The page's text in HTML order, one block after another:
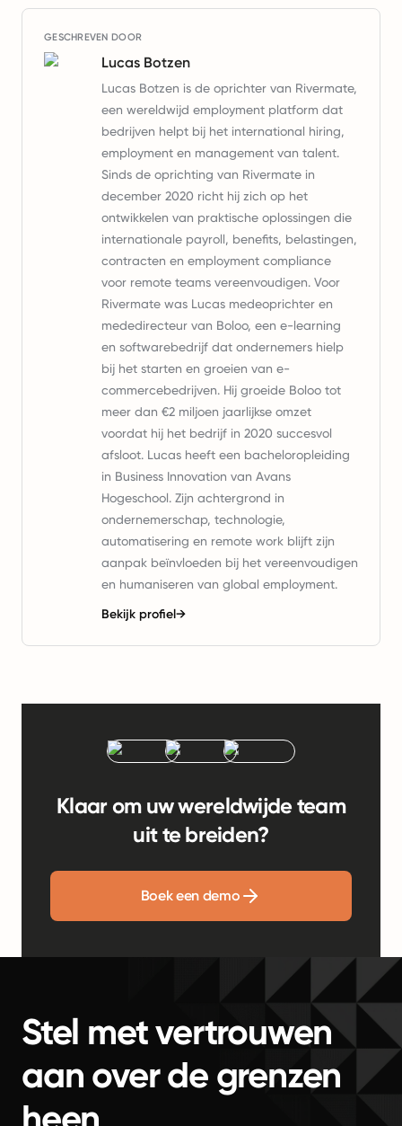
GESCHREVEN DOOR
Lucas Botzen
Lucas Botzen is de oprichter van Rivermate,
een wereldwijd employment platform dat
bedrijven helpt bij het international hiring,
employment en management van talent.
Sinds de oprichting van Rivermate in
december 2020 richt hij zich op het
ontwikkelen van praktische oplossingen die
internationale payroll, benefits, belastingen,
contracten en employment compliance
voor remote teams vereenvoudigen. Voor
Rivermate was Lucas medeoprichter en
mededirecteur van Boloo, een e-learning
en softwarebedrijf dat ondernemers hielp
bij het starten en groeien van e-
commercebedrijven. Hij groeide Boloo tot
meer dan €2 miljoen jaarlijkse omzet
voordat hij het bedrijf in 2020 succesvol
afsloot. Lucas heeft een bacheloropleiding
in Business Innovation van Avans
Hogeschool. Zijn achtergrond in
ondernemerschap, technologie,
automatisering en remote work blijft zijn
aanpak beïnvloeden bij het vereenvoudigen
en humaniseren van global employment.
Bekijk profiel→
Klaar om uw wereldwijde team
uit te breiden?
Boek een demo
Stel met vertrouwen
aan over de grenzen